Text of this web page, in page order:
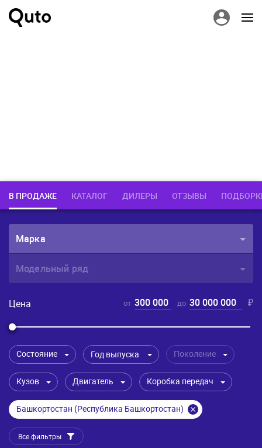
В ПРОДАЖЕ КАТАЛОГ ДИЛЕРЫ ОТЗЫВЫ
Марка
Модельный ряд
Цена от 300 000 до 30 000 000 ₽
Состояние Год выпуска Поколение
Кузов Двигатель Коробка передач
Башкортостан (Республика Башкортостан)
Все фильтры